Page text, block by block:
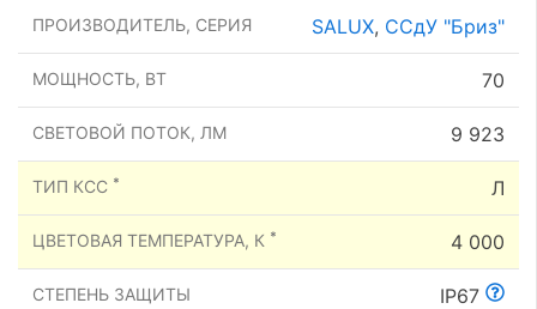
ПРОИЗВОДИТЕЛЬ, СЕРИЯ SALUX, ССдУ "Бриз"
МОЩНОСТЬ, ВТ 70
СВЕТОВОЙ ПОТОК, ЛМ 9 923
ТИП КСС * Л
ЦВЕТОВАЯ ТЕМПЕРАТУРА, К * 4 000
СТЕПЕНЬ ЗАЩИТЫ IP67